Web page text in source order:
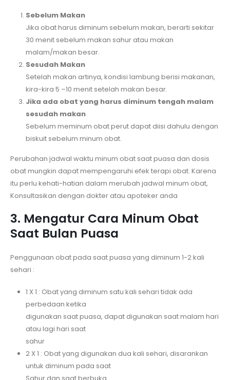
Sebelum Makan
Jika obat harus diminum sebelum makan, berarti sekitar
30 menit sebelum makan sahur atau makan
malam/makan besar.
Sesudah Makan
Setelah makan artinya, kondisi lambung berisi makanan,
kira-kira 5 –10 menit setelah makan besar.
Jika ada obat yang harus diminum tengah malam
sesudah makan
Sebelum meminum obat perut dapat diisi dahulu dengan
biskuit sebelum minum obat.
Perubahan jadwal waktu minum obat saat puasa dan dosis
obat mungkin dapat mempengaruhi efek terapi obat. Karena
itu perlu kehati-hatian dalam merubah jadwal minum obat,
Konsultasikan dengan dokter atau apoteker anda
3. Mengatur Cara Minum Obat
Saat Bulan Puasa
Penggunaan obat pada saat puasa yang diminum 1-2 kali
sehari :
1 X 1 : Obat yang diminum satu kali sehari tidak ada
perbedaan ketika
digunakan saat puasa, dapat digunakan saat malam hari
atau lagi hari saat
sahur
2 X 1 : Obat yang digunakan dua kali sehari, disarankan
untuk diminum pada saat
Sahur dan saat berbuka